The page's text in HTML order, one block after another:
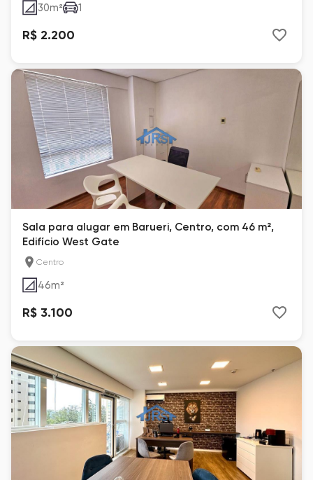
30m² 1
R$ 2.200
Sala para alugar em Barueri, Centro, com 46 m²,
Edifício West Gate
Centro
46m²
R$ 3.100